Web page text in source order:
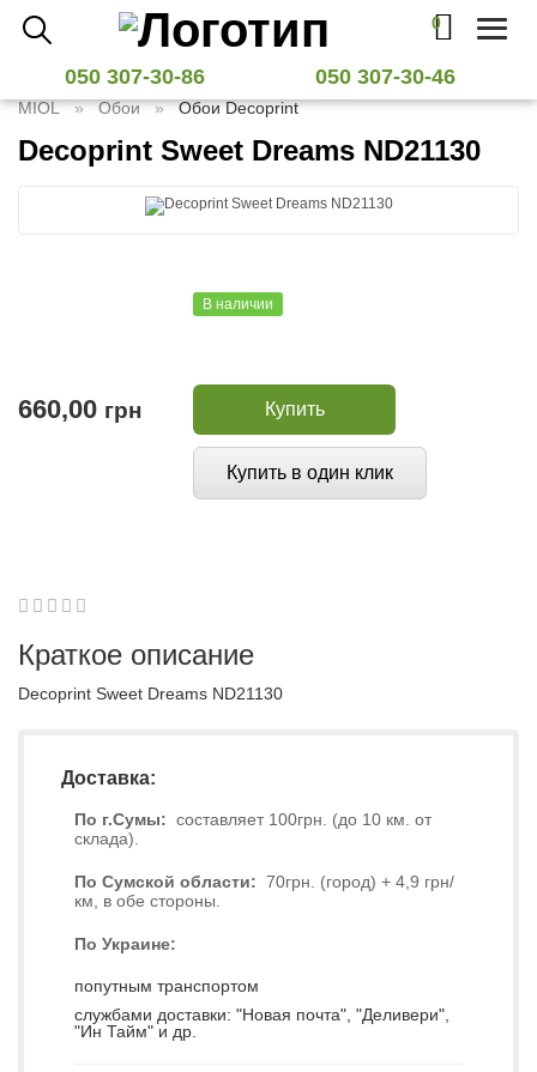
0
Toggle
050 307-30-86 050 307-30-46
MIOL Обои Обои Decoprint
Decoprint Sweet Dreams ND21130
В наличии
660,00 грн Купить
Купить в один клик
12345
Краткое описание
Decoprint Sweet Dreams ND21130
Доставка:
По г.Сумы: составляет 100грн. (до 10 км. от
склада).
По Сумской области: 70грн. (город) + 4,9 грн/
км, в обе стороны.
По Украине:
попутным транспортом
службами доставки: "Новая почта", "Деливери",
"Ин Тайм" и др.